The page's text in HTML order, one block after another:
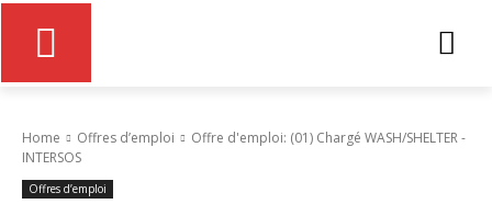
Home Offres d’emploi
Offre d'emploi: (01) Chargé WASH/SHELTER -
INTERSOS
Offres d’emploi